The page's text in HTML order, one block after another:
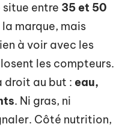
situe entre 35 et 50
marque, mais
à voir avec les
les compteurs.
droit au but : eau,
. Ni gras, ni
Côté nutrition,